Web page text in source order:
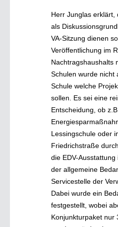
Herr Junglas erklärt,
als
VA-Sitzung dienen
Veröffentlichung im
Nachtragshaushalts
Schulen wurde nicht
Schule welche
sollen. Es sei eine
Entscheidung, ob
Lessingschule oder
Friedrichstraße
die EDV-
der allgemeine
Servicestelle der
Dabei wurde ein
festgestellt, wobei
Konjunkturpaket nur